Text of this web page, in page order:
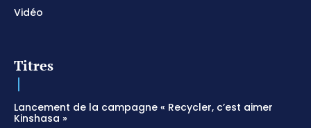
Vidéo
Titres
Lancement de la campagne « Recycler, c’est aimer
Kinshasa »